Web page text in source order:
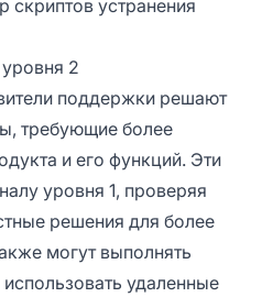
скриптов устранения
2
поддержки решают
требующие более
и его функций. Эти
уровня 1, проверяя
решения для более
могут выполнять
удаленные